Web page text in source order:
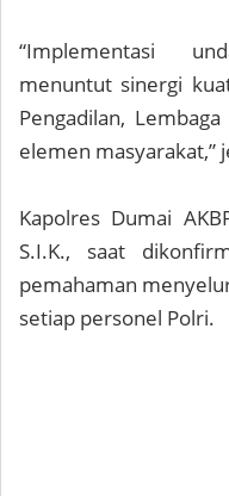
“Implementasi
menuntut sinergi
Pengadilan,
elemen masyarakat,”
Kapolres Dumai
S.I.K., saat
pemahaman
setiap personel Polri.